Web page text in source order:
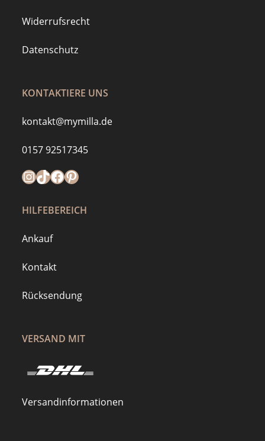
Widerrufsrecht
Datenschutz
KONTAKTIERE UNS
kontakt@mymilla.de
0157 92517345
Instagram
https://www.tiktok.com/@mymilla.de
Facebook
Pinterest
HILFEBEREICH
Ankauf
Kontakt
Rücksendung
VERSAND MIT
Versandinformationen